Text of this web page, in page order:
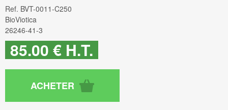
Ref. BVT-0011-C250
BioViotica
26246-41-3
85.00 € H.T.